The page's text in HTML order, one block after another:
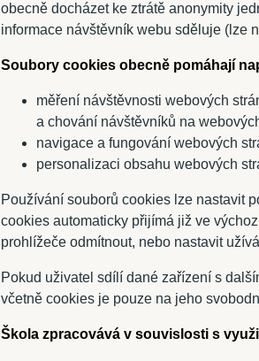
obecně docházet ke ztrátě anonymity
informace návštěvník webu sděluje (lze
Soubory cookies obecně pomáhají
měření návštěvnosti webových
a chování návštěvníků na
navigace a fungování webových
personalizaci obsahu webových
Používání souborů cookies lze nastavit
cookies automaticky přijímá již ve
prohlížeče odmítnout, nebo nastavit
Pokud uživatel sdílí dané zařízení s
včetně cookies je pouze na jeho
Škola zpracovává v souvislosti s